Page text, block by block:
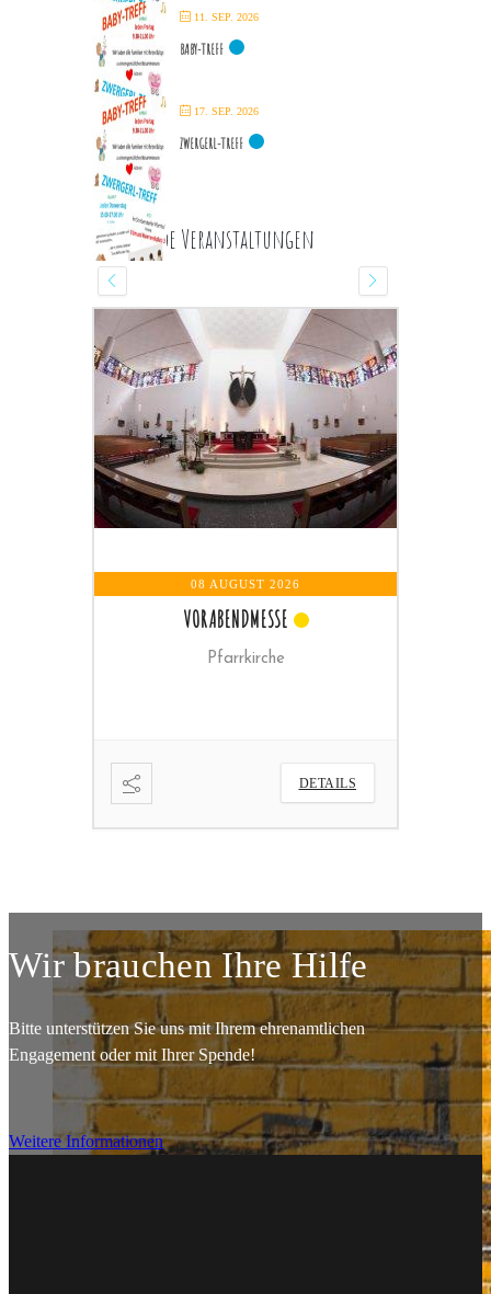
11. SEP. 2026
BABY-TREFF
17. SEP. 2026
ZWERGERL-TREFF
Kommende Veranstaltungen
08 AUGUST 2026
VORABENDMESSE
Wir brauchen Ihre Hilfe
Bitte unterstützen Sie uns mit Ihrem ehrenamtlichen
Engagement oder mit Ihrer Spende!
Weitere Informationen